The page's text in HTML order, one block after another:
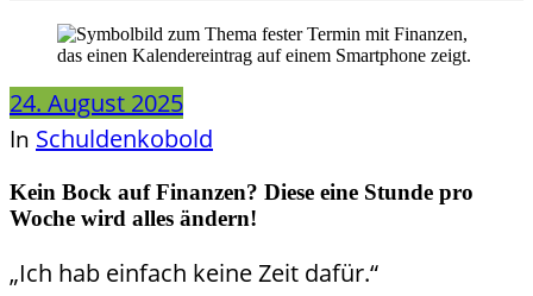
24. August 2025
In Schuldenkobold
Kein Bock auf Finanzen? Diese eine Stunde pro
Woche wird alles ändern!
„Ich hab einfach keine Zeit dafür.“